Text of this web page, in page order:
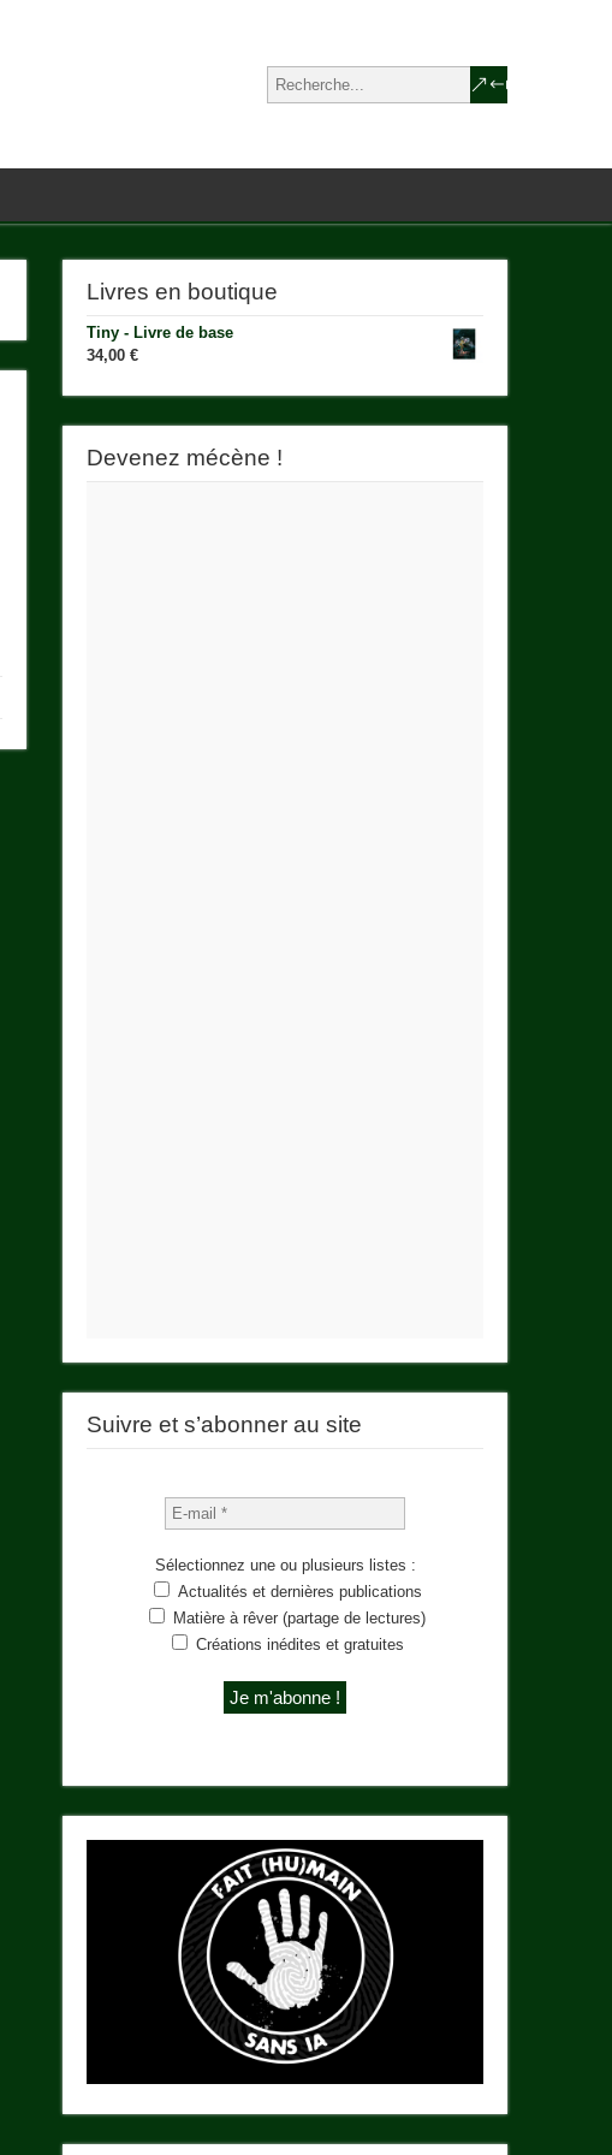
Livres en boutique
Tiny - Livre de base
34,00 €
Devenez mécène !
Suivre et s’abonner au site
Sélectionnez une ou plusieurs listes :
Actualités et dernières publications
Matière à rêver (partage de lectures)
Créations inédites et gratuites